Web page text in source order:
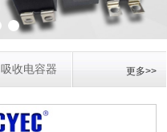
吸收电容器 更多>>